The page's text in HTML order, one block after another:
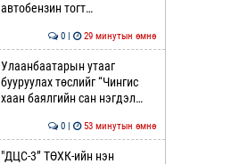
автобензин тогт…
0 | 29 минутын өмнө
Улаанбаатарын утааг
бууруулах төслийг “Чингис
хаан баялгийн сан нэгдэл…
0 | 53 минутын өмнө
"ДЦС-3” ТӨХК-ийн нэн